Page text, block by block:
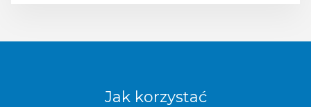
Jak korzystać